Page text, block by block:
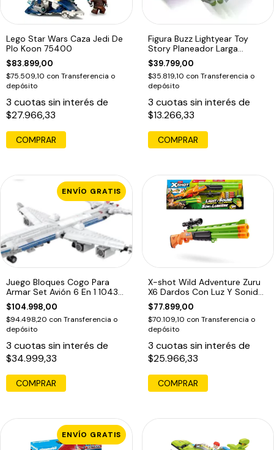
Lego Star Wars Caza Jedi De
Plo Koon 75400
$83.899,00
$75.509,10 con Transferencia o
depósito
3 cuotas sin interés de
$27.966,33
Figura Buzz Lightyear Toy
Story Planeador Larga
Distancia
$39.799,00
$35.819,10 con Transferencia o
depósito
3 cuotas sin interés de
$13.266,33
ENVÍO GRATIS
Juego Bloques Cogo Para
Armar Set Avión 6 En 1 1043
Avión
$104.998,00
$94.498,20 con Transferencia o
depósito
3 cuotas sin interés de
$34.999,33
X-shot Wild Adventure Zuru
X6 Dardos Con Luz Y Sonido
Verde
$77.899,00
$70.109,10 con Transferencia o
depósito
3 cuotas sin interés de
$25.966,33
ENVÍO GRATIS